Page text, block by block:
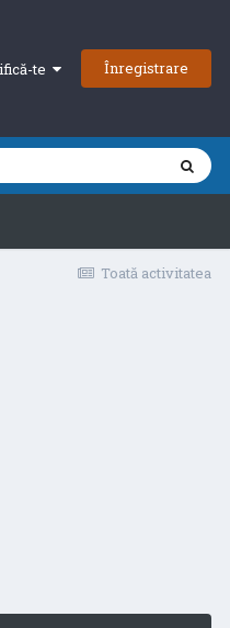
te Înregistrare
Toată activitatea